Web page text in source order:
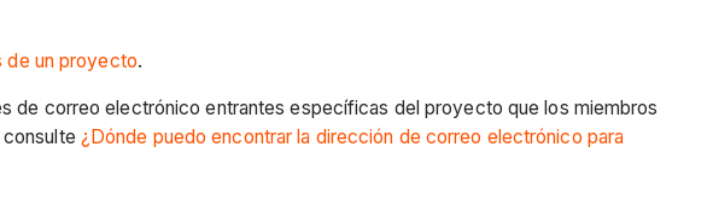
de un proyecto.
de correo electrónico entrantes específicas del proyecto que los miembros
¿Dónde puedo encontrar la dirección de correo electrónico para